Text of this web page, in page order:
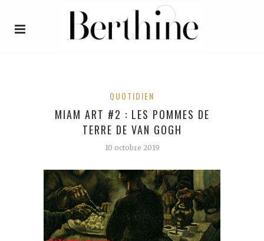
QUOTIDIEN
MIAM ART #2 : LES POMMES DE
TERRE DE VAN GOGH
10 octobre 2019